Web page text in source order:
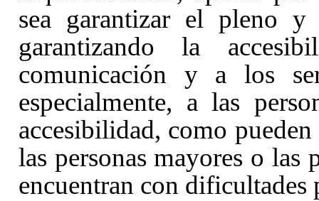
sea garantizar el pleno y
garantizando la
comunicación y a los
especialmente, a las
accesibilidad, como
las personas mayores o las
encuentran con dificultades